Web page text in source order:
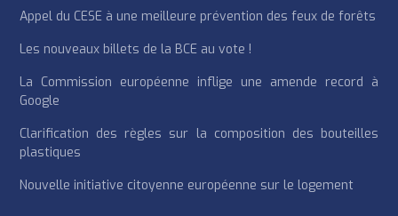
Appel du CESE à une meilleure prévention des feux de forêts
Les nouveaux billets de la BCE au vote !
La Commission européenne inflige une amende record à
Google
Clarification des règles sur la composition des bouteilles
plastiques
Nouvelle initiative citoyenne européenne sur le logement